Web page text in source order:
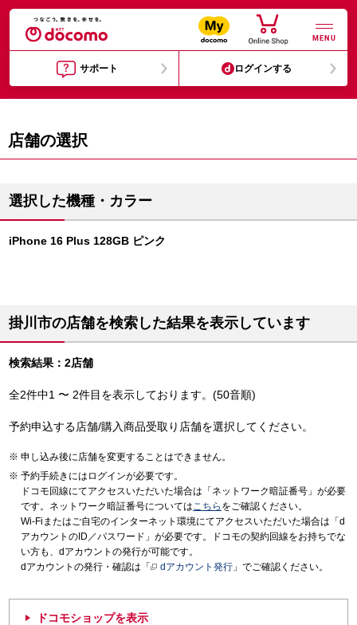
MENU
サポート ログインする
店舗の選択
選択した機種・カラー
iPhone 16 Plus 128GB ピンク
掛川市の店舗を検索した結果を表示しています
検索結果：2店舗
全2件中1 〜 2件目を表示しております。(50音順)
予約申込する店舗/購入商品受取り店舗を選択してください。
申し込み後に店舗を変更することはできません。
予約手続きにはログインが必要です。
ドコモ回線にてアクセスいただいた場合は「ネットワーク暗証番号」が必要
です。ネットワーク暗証番号についてはこちら をご確認ください。
Wi-Fiまたはご自宅のインターネット環境にてアクセスいただいた場合は「d
アカウントのID／パスワード」が必要です。ドコモの契約回線をお持ちでな
い方も、dアカウントの発行が可能です。
dアカウントの発行・確認は「
dアカウント発行 」でご確認ください。
ドコモショップを表示